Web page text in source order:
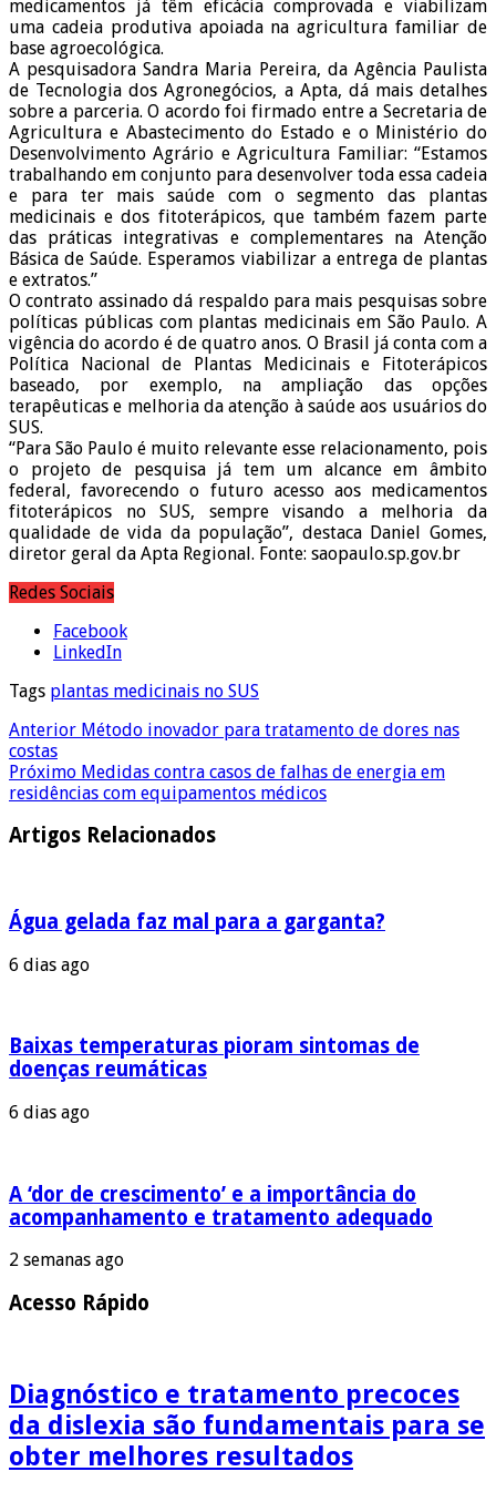
medicamentos já têm eficácia comprovada e viabilizam
uma cadeia produtiva apoiada na agricultura familiar de
base agroecológica.
A pesquisadora Sandra Maria Pereira, da Agência Paulista
de Tecnologia dos Agronegócios, a Apta, dá mais detalhes
sobre a parceria. O acordo foi firmado entre a Secretaria de
Agricultura e Abastecimento do Estado e o Ministério do
Desenvolvimento Agrário e Agricultura Familiar: “Estamos
trabalhando em conjunto para desenvolver toda essa cadeia
e para ter mais saúde com o segmento das plantas
medicinais e dos fitoterápicos, que também fazem parte
das práticas integrativas e complementares na Atenção
Básica de Saúde. Esperamos viabilizar a entrega de plantas
e extratos.”
O contrato assinado dá respaldo para mais pesquisas sobre
políticas públicas com plantas medicinais em São Paulo. A
vigência do acordo é de quatro anos. O Brasil já conta com a
Política Nacional de Plantas Medicinais e Fitoterápicos
baseado, por exemplo, na ampliação das opções
terapêuticas e melhoria da atenção à saúde aos usuários do
SUS.
“Para São Paulo é muito relevante esse relacionamento, pois
o projeto de pesquisa já tem um alcance em âmbito
federal, favorecendo o futuro acesso aos medicamentos
fitoterápicos no SUS, sempre visando a melhoria da
qualidade de vida da população”, destaca Daniel Gomes,
diretor geral da Apta Regional. Fonte: saopaulo.sp.gov.br
Redes Sociais
Facebook
LinkedIn
Tags plantas medicinais no SUS
Anterior Método inovador para tratamento de dores nas
costas
Próximo Medidas contra casos de falhas de energia em
residências com equipamentos médicos
Artigos Relacionados
Água gelada faz mal para a garganta?
6 dias ago
Baixas temperaturas pioram sintomas de
doenças reumáticas
6 dias ago
A ‘dor de crescimento’ e a importância do
acompanhamento e tratamento adequado
2 semanas ago
Acesso Rápido
Diagnóstico e tratamento precoces
da dislexia são fundamentais para se
obter melhores resultados